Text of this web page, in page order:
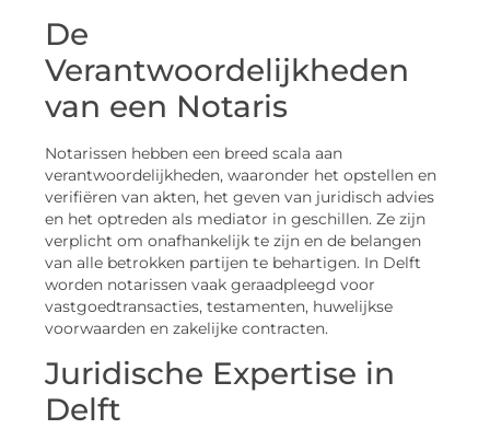
De
Verantwoordelijkheden
van een Notaris
Notarissen hebben een breed scala aan
verantwoordelijkheden, waaronder het opstellen en
verifiëren van akten, het geven van juridisch advies
en het optreden als mediator in geschillen. Ze zijn
verplicht om onafhankelijk te zijn en de belangen
van alle betrokken partijen te behartigen. In Delft
worden notarissen vaak geraadpleegd voor
vastgoedtransacties, testamenten, huwelijkse
voorwaarden en zakelijke contracten.
Juridische Expertise in
Delft